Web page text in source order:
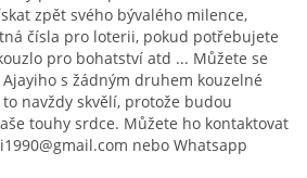
zpět svého bývalého milence,
čísla pro loterii, pokud potřebujete
pro bohatství atd ... Můžete se
s žádným druhem kouzelné
navždy skvělí, protože budou
touhy srdce. Můžete ho kontaktovat
nebo Whatsapp